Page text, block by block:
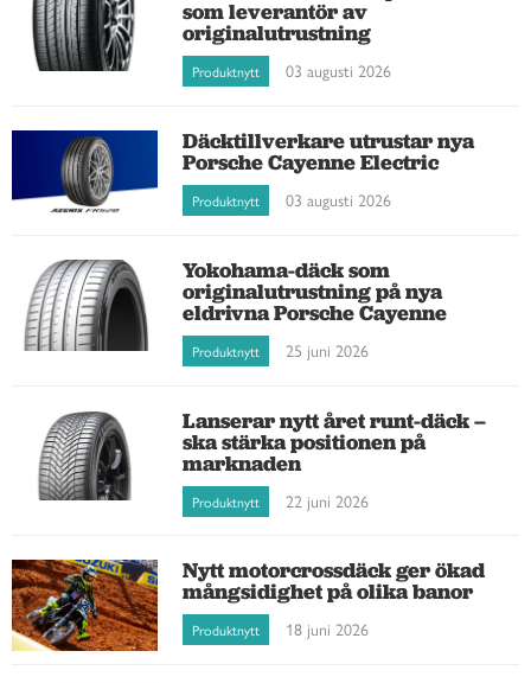
som leverantör av
originalutrustning
Produktnytt 03 augusti 2026
Däcktillverkare utrustar nya
Porsche Cayenne Electric
Produktnytt 03 augusti 2026
Yokohama-däck som
originalutrustning på nya
eldrivna Porsche Cayenne
Produktnytt 25 juni 2026
Lanserar nytt året runt-däck –
ska stärka positionen på
marknaden
Produktnytt 22 juni 2026
Nytt motorcrossdäck ger ökad
mångsidighet på olika banor
Produktnytt 18 juni 2026